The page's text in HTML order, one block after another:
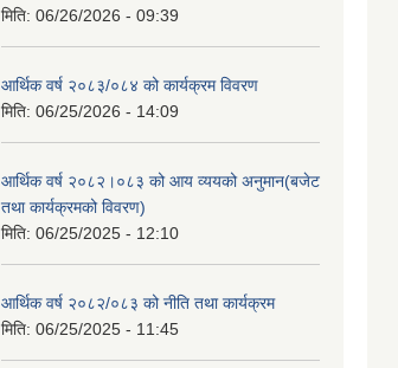
मिति: 06/26/2026 - 09:39
आर्थिक वर्ष २०८३/०८४ को कार्यक्रम विवरण
मिति: 06/25/2026 - 14:09
आर्थिक वर्ष २०८२।०८३ को आय व्ययको अनुमान(बजेट
तथा कार्यक्रमको विवरण)
मिति: 06/25/2025 - 12:10
आर्थिक वर्ष २०८२/०८३ को नीति तथा कार्यक्रम
मिति: 06/25/2025 - 11:45